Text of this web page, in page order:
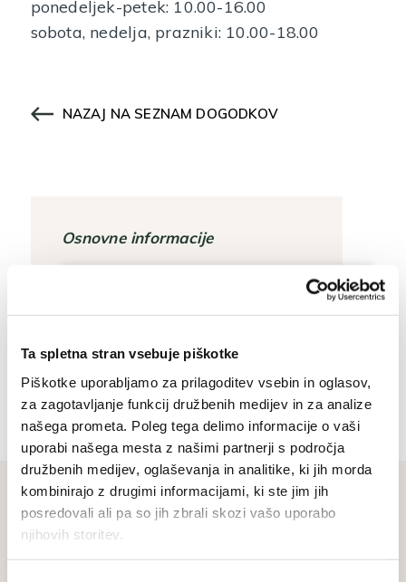
Ta spletna stran vsebuje piškotke
Piškotke uporabljamo za prilagoditev vsebin in oglasov,
za zagotavljanje funkcij družbenih medijev in za analize
našega prometa. Poleg tega delimo informacije o vaši
uporabi našega mesta z našimi partnerji s področja
družbenih medijev, oglaševanja in analitike, ki jih morda
kombinirajo z drugimi informacijami, ki ste jim jih
posredovali ali pa so jih zbrali skozi vašo uporabo
njihovih storitev.
ponedeljek-petek: 10.00-16.00
sobota, nedelja, prazniki: 10.00-18.00
NAZAJ NA SEZNAM DOGODKOV
Osnovne informacije
+386 (0)5 37 266 00
tajnistvo@muzej-idrija-
cerkno.si
Ne zamudite